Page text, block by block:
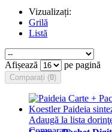
Vizualizați:
Grilă
Listă
Afișează pe pagină
Comparați (0)
Adaugă la lista